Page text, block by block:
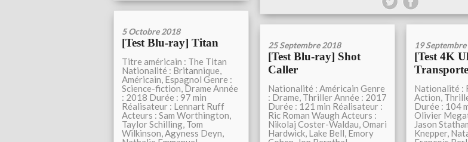
5 Octobre 2018
[Test Blu-ray] Titan
Titre américain : The Titan
Nationalité : Britannique,
Américain, Espagnol Genre :
Science-fiction, Drame Année
: 2018 Durée : 97 min
Réalisateur : Lennart Ruff
Acteurs : Sam Worthington,
Taylor Schilling, Tom
Wilkinson, Agyness Deyn,
25 Septembre 2018
[Test Blu-ray] Shot
Caller
Nationalité : Américain Genre
: Drame, Thriller Année : 2017
Durée : 121 min Réalisateur :
Ric Roman Waugh Acteurs :
Nikolaj Coster-Waldau, Omari
Hardwick, Lake Bell, Emory
19
[Test 4K
Nationalité :
Action,
Durée : 104
Olivier
Jason
Knepper,